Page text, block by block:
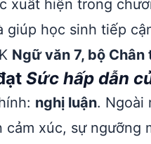
xuất hiện trong
học sinh tiếp
Ngữ văn 7, bộ
Sức hấp dẫn
nghị luận. Ngoài
cảm xúc, sự ngưỡng